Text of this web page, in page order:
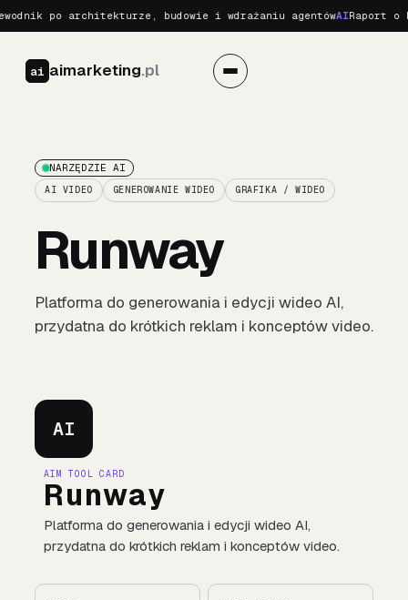
po architekturze, budowie i wdrażaniu agentówAIRaport o
ai aimarketing.pl
NARZĘDZIE AI
AI VIDEO GENEROWANIE WIDEO GRAFIKA / WIDEO
Runway
Platforma do generowania i edycji wideo AI,
przydatna do krótkich reklam i konceptów video.
AI
AIM TOOL CARD
Runway
Platforma do generowania i edycji wideo AI,
przydatna do krótkich reklam i konceptów video.